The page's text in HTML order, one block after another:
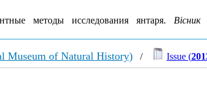
методы исследования янтаря. Вісник
Museum of Natural History)/ Issue (